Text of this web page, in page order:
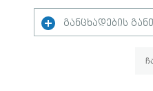
განცხადების